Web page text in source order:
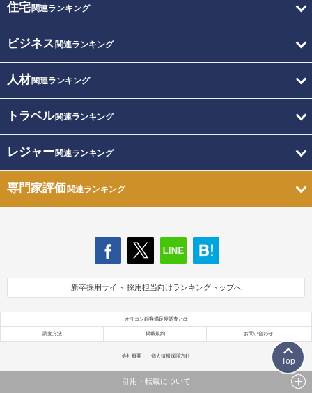
住宅関連ランキング
ビジネス 関連ランキング
人材関連ランキング
トラベル関連ランキング
レジャー関連ランキング
専門家評価関連ランキング
新卒採用サイト 採用担当向けランキングトップへ
オリコン顧客満足度調査とは
調査方法 掲載規約 お問い合わせ
会社概要 個人情報保護方針
引用・転載について
Top